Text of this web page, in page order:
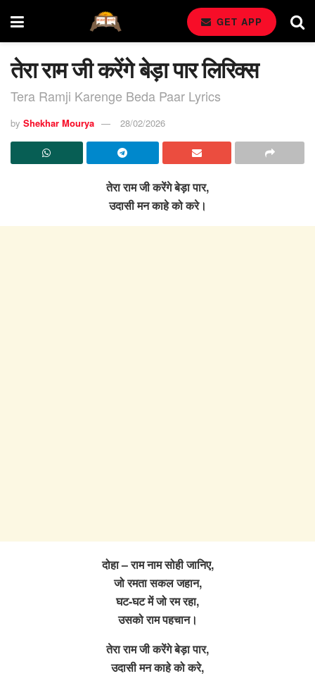
GET APP
तेरा राम जी करेंगे बेड़ा पार लिरिक्स
Tera Ramji Karenge Beda Paar Lyrics
by Shekhar Mourya 28/02/2026
तेरा राम जी करेंगे बेड़ा पार,
उदासी मन काहे को करे।
दोहा – राम नाम सोही जानिए,
जो रमता सकल जहान,
घट-घट में जो रम रहा,
उसको राम पहचान।
तेरा राम जी करेंगे बेड़ा पार,
उदासी मन काहे को करे,